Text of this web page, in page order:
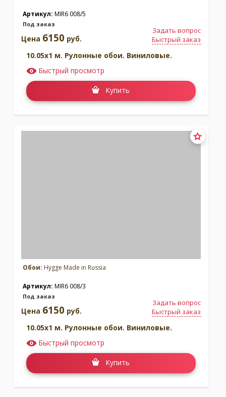
Артикул: MIR6 008/5
Под заказ
Задать вопрос
Быстрый заказ
Цена 6150 руб.
10.05x1 м. Рулонные обои. Виниловые.
Быстрый просмотр
Купить
Обои: Hygge Made in Russia
Артикул: MIR6 008/3
Под заказ
Задать вопрос
Быстрый заказ
Цена 6150 руб.
10.05x1 м. Рулонные обои. Виниловые.
Быстрый просмотр
Купить